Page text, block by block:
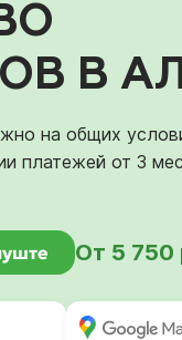
В
на общих
платежей от 3
От 5 750